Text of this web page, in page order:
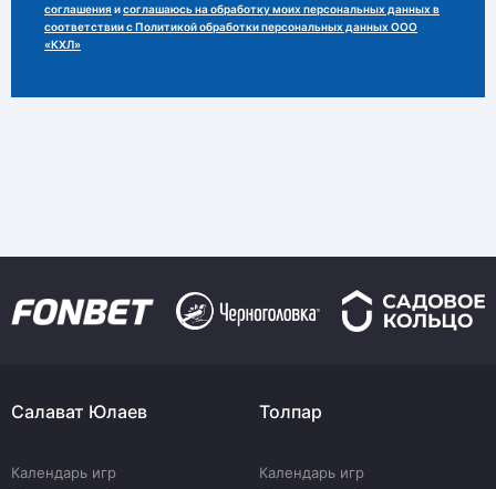
соглашения исоглашаюсь на обработку моих персональных данных в
соответствии с Политикой обработки персональных данных ООО
«КХЛ»
Салават Юлаев
Календарь игр
Толпар
Календарь игр